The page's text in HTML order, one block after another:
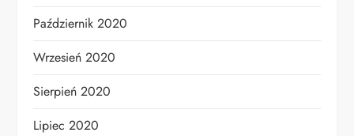
Październik 2020
Wrzesień 2020
Sierpień 2020
Lipiec 2020